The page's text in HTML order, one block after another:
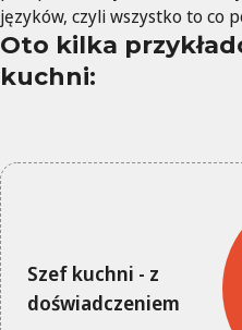
języków, czyli wszystko to co
Oto kilka
kuchni:
Szef kuchni - z
doświadczeniem